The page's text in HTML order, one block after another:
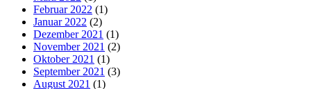
Februar 2022 (1)
Januar 2022 (2)
Dezember 2021 (1)
November 2021 (2)
Oktober 2021 (1)
September 2021 (3)
August 2021 (1)